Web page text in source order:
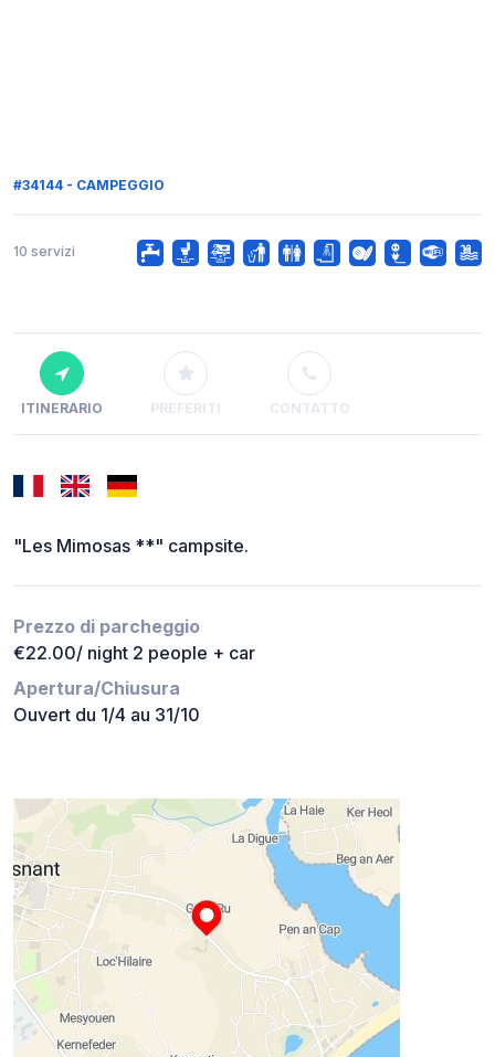
#34144 - CAMPEGGIO
10 servizi
ITINERARIO PREFERITI CONTATTO
"Les Mimosas **" campsite.
Prezzo di parcheggio
€22.00/ night 2 people + car
Apertura/Chiusura
Ouvert du 1/4 au 31/10